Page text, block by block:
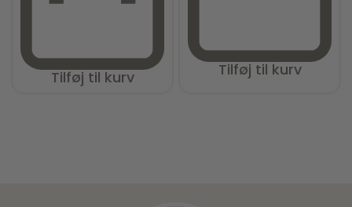
Tilføj til kurv Tilføj til kurv